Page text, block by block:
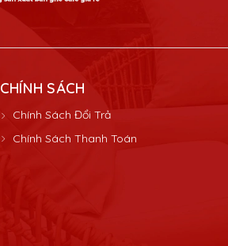
CHÍNH SÁCH
Chính Sách Đổi Trả
Chính Sách Thanh Toán